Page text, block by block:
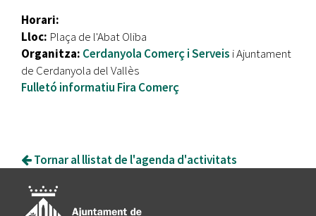
Horari:
Lloc: Plaça de l'Abat Oliba
Organitza: Cerdanyola Comerç i Serveis i Ajuntament
de Cerdanyola del Vallès
Fulletó informatiu Fira Comerç
Tornar al llistat de l'agenda d'activitats